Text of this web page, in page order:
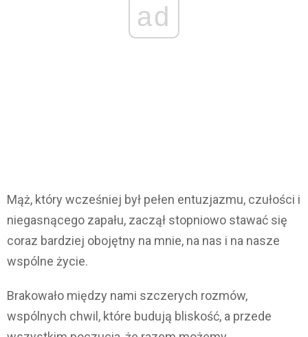
ad
Mąż, który wcześniej był pełen entuzjazmu, czułości i
niegasnącego zapału, zaczął stopniowo stawać się
coraz bardziej obojętny na mnie, na nas i na nasze
wspólne życie.
Brakowało między nami szczerych rozmów,
wspólnych chwil, które budują bliskość, a przede